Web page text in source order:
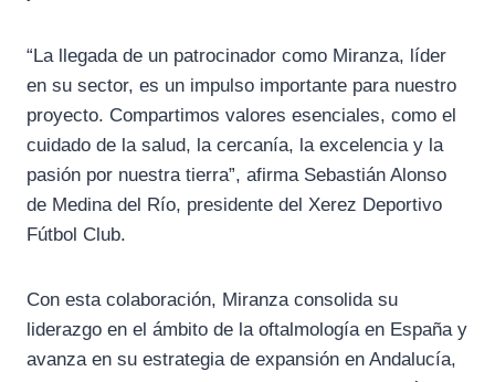
“La llegada de un patrocinador como Miranza, líder
en su sector, es un impulso importante para nuestro
proyecto. Compartimos valores esenciales, como el
cuidado de la salud, la cercanía, la excelencia y la
pasión por nuestra tierra”, afirma Sebastián Alonso
de Medina del Río, presidente del Xerez Deportivo
Fútbol Club.
Con esta colaboración, Miranza consolida su
liderazgo en el ámbito de la oftalmología en España y
avanza en su estrategia de expansión en Andalucía,